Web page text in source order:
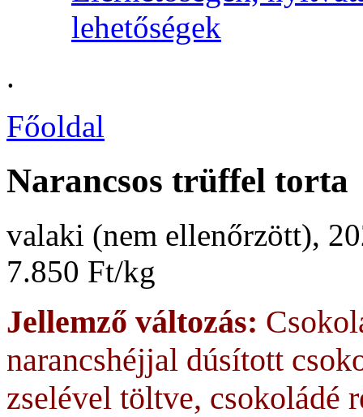
lehetőségek
.
Főoldal
Narancsos trüffel torta
valaki (nem ellenőrzött),
7.850 Ft/kg
Jellemző változás:
narancshéjjal dúsított
zselével töltve, csokoládé